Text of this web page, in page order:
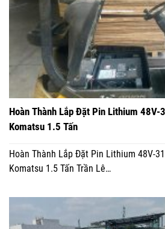
Hoàn Thành Lắp Đặt Pin Lithium 48V-
Komatsu 1.5 Tấn
Hoàn Thành Lắp Đặt Pin Lithium 48V-
Komatsu 1.5 Tấn Trần Lê…